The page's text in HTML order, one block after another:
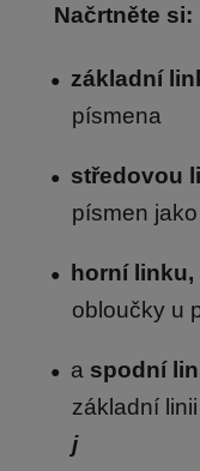
Načrtněte si:
základní
písmena
středovou
písmen
horní linku,
obloučky u
a spodní
základní
j